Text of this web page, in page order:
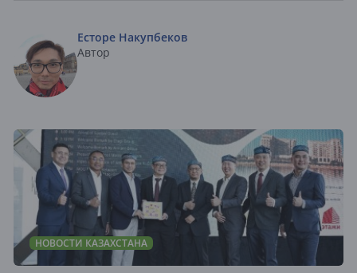
Есторе Накупбеков
Автор
НОВОСТИ КАЗАХСТАНА